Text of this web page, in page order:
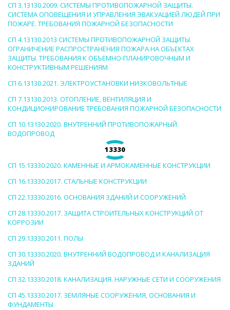
СП 3.13130.2009. СИСТЕМЫ ПРОТИВОПОЖАРНОЙ ЗАЩИТЫ.
СИСТЕМА ОПОВЕЩЕНИЯ И УПРАВЛЕНИЯ ЭВАКУАЦИЕЙ ЛЮДЕЙ ПРИ
ПОЖАРЕ. ТРЕБОВАНИЯ ПОЖАРНОЙ БЕЗОПАСНОСТИ
СП 4.13130.2013 СИСТЕМЫ ПРОТИВОПОЖАРНОЙ ЗАЩИТЫ.
ОГРАНИЧЕНИЕ РАСПРОСТРАНЕНИЯ ПОЖАРА НА ОБЪЕКТАХ
ЗАЩИТЫ. ТРЕБОВАНИЯ К ОБЪЕМНО-ПЛАНИРОВОЧНЫМ И
КОНСТРУКТИВНЫМ РЕШЕНИЯМ
СП 6.13130.2021. ЭЛЕКТРОУСТАНОВКИ НИЗКОВОЛЬТНЫЕ
СП 7.13130.2013. ОТОПЛЕНИЕ, ВЕНТИЛЯЦИЯ И
КОНДИЦИОНИРОВАНИЕ ТРЕБОВАНИЯ ПОЖАРНОЙ БЕЗОПАСНОСТИ
СП 10.13130.2020. ВНУТРЕННИЙ ПРОТИВОПОЖАРНЫЙ
ВОДОПРОВОД
13330
СП 15.13330.2020. КАМЕННЫЕ И АРМОКАМЕННЫЕ КОНСТРУКЦИИ
СП 16.13330.2017. СТАЛЬНЫЕ КОНСТРУКЦИИ
СП 22.13330.2016. ОСНОВАНИЯ ЗДАНИЙ И СООРУЖЕНИЙ
СП 28.13330.2017. ЗАЩИТА СТРОИТЕЛЬНЫХ КОНСТРУКЦИЙ ОТ
КОРРОЗИИ
СП 29.13330.2011. ПОЛЫ
СП 30.13330.2020. ВНУТРЕННИЙ ВОДОПРОВОД И КАНАЛИЗАЦИЯ
ЗДАНИЙ
СП 32.13330.2018. КАНАЛИЗАЦИЯ. НАРУЖНЫЕ СЕТИ И СООРУЖЕНИЯ
СП 45.13330.2017. ЗЕМЛЯНЫЕ СООРУЖЕНИЯ, ОСНОВАНИЯ И
ФУНДАМЕНТЫ